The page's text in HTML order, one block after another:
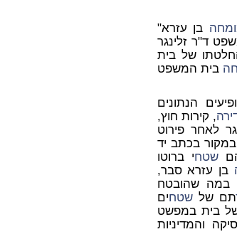
בן עזרא"
ד"ר זלינגר
של בית
בית המשפט
מופיעים הנתונים
, קירות חוץ,
לאחר פירוט
בכתב יד
הםשטחיברוטו
בן עזרא סבר,
במה שהובטח
תם שלשטחים
של בית במפשט
והמדיניות